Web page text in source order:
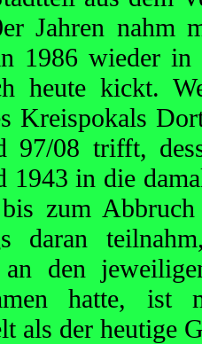
Jahren nahm
1986 wieder
heute kickt.
Kreispokals
97/08 trifft,
1943 in die
zum Abbruch
daran
den
hatte, ist
als der heutige